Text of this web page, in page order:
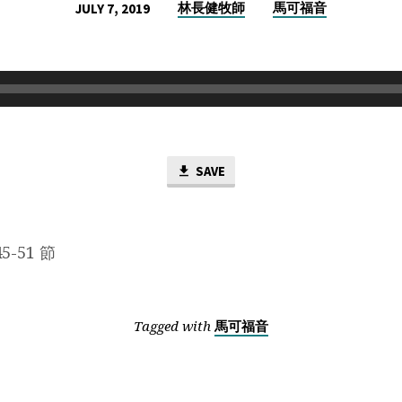
JULY 7, 2019 林長健牧師 馬可福音
SAVE
51 節
Tagged with 馬可福音